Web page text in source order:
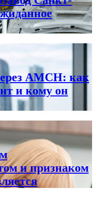
AMCH: как
и кому он
и признаком